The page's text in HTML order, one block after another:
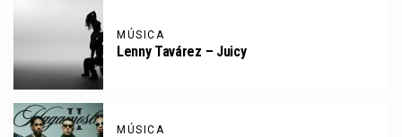
MÚSICA
Lenny Tavárez – Juicy
MÚSICA